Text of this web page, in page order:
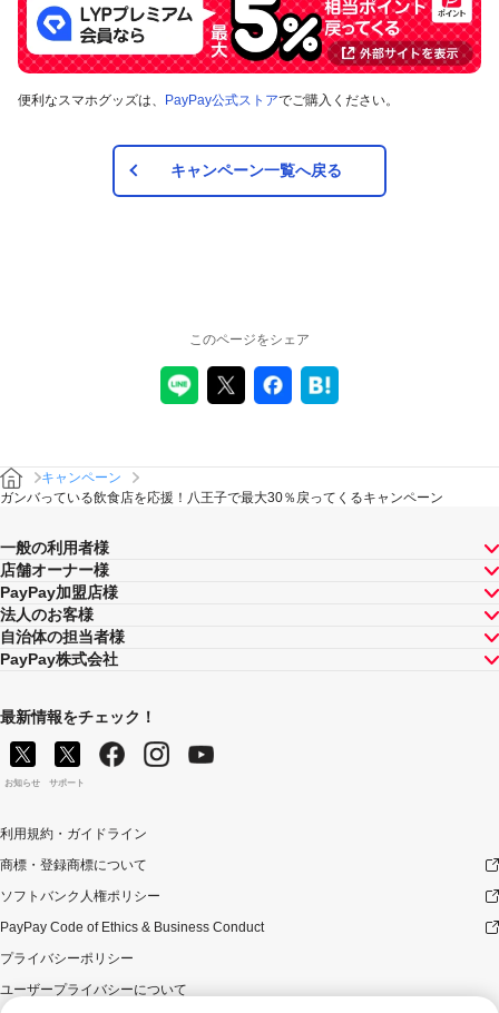
便利なスマホグッズは、 PayPay公式ストアでご購入ください。
キャンペーン一覧へ戻る
このページをシェア
キャンペーン
ガンバっている飲食店を応援！八王子で最大30％戻ってくるキャンペーン
一般の利用者様
店舗オーナー様
PayPay加盟店様
法人のお客様
自治体の担当者様
PayPay株式会社
最新情報をチェック！
お知らせ サポート
利用規約・ガイドライン
商標・登録商標について
ソフトバンク人権ポリシー
PayPay Code of Ethics & Business Conduct
プライバシーポリシー
ユーザープライバシーについて